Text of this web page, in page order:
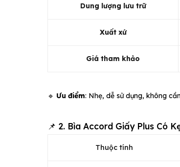
Dung lượng lưu trữ
Xuất xứ
Giá tham khảo
🔹 Ưu điểm: Nhẹ, dễ sử dụng, không
📌 2. Bìa Accord Giấy Plus Có
Thuộc tính